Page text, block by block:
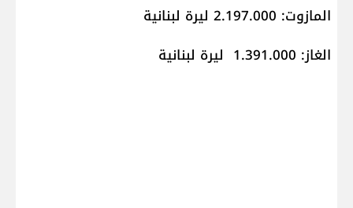
المازوت: 2.197.000 ليرة لبنانية
الغاز: 1.391.000 ليرة لبنانية